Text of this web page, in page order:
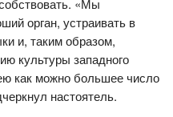
«Мы
орган, устраивать в
и, таким образом,
культуры западного
как можно большее число
настоятель.